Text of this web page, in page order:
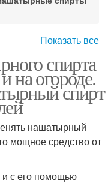
для растений
Спирт для цветов
Показать все
спирта
на огороде.
спирт
нашатырный
мощное средство от
и с его помощью